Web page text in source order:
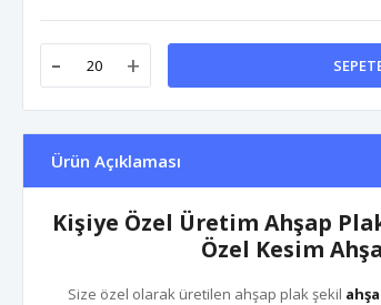
- +
Ürün Açıklaması
Kişiye Özel Üretim Ahşap
Özel Kesim
Size özel olarak üretilen ahşap plak şekil